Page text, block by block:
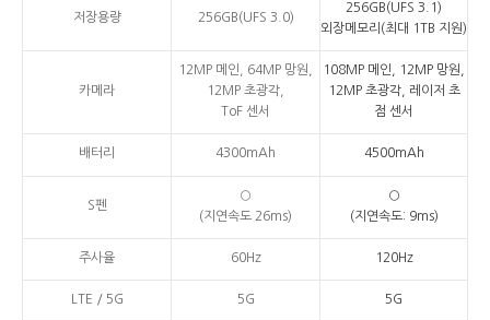
저장용량 256GB(UFS 3.0)
256GB(UFS 3.1)
외장메모리(최대 1TB 지원)
카메라
12MP 메인, 64MP 망원,
12MP 초광각,
ToF 센서
108MP 메인, 12MP 망원,
12MP 초광각, 레이저 초
점 센서
배터리 4300mAh 4500mAh
S펜
○
(지연속도 26ms)
○
(지연속도: 9ms)
주사율 60Hz 120Hz
LTE / 5G 5G 5G